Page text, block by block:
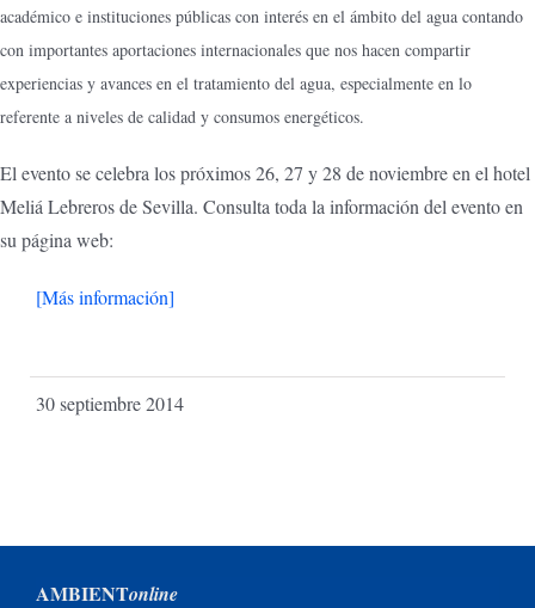
académico e instituciones públicas con interés en el ámbito del agua contando
con importantes aportaciones internacionales que nos hacen compartir
experiencias y avances en el tratamiento del agua, especialmente en lo
referente a niveles de calidad y consumos energéticos.
El evento se celebra los próximos 26, 27 y 28 de noviembre en el hotel
Meliá Lebreros de Sevilla. Consulta toda la información del evento en
su página web:
[Más información]
30 septiembre 2014
AMBIENTonline